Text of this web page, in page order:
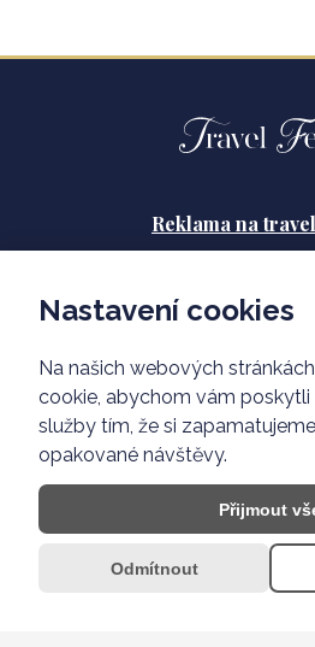
Reklama na
O nás
Nastavení cookies
Na našich webových
cookie, abychom vám poskytli
služby tím, že si
opakované návštěvy.
Přijmout
Odmítnout